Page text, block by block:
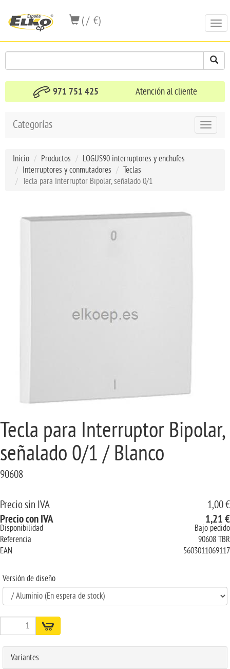
( / €)
971 751 425 Atención al cliente
Toggle
Categorías
Inicio Productos
LOGUS90 interruptores y enchufes
Interruptores y conmutadores
Teclas
Tecla para Interruptor Bipolar, señalado 0/1
Tecla para Interruptor Bipolar,
señalado 0/1 / Blanco
90608
Precio sin IVA 1,00 €
Precio con IVA 1,21 €
Disponibilidad
Bajo pedido
Referencia
90608 TBR
EAN
5603011069117
Versión de diseño
Variantes